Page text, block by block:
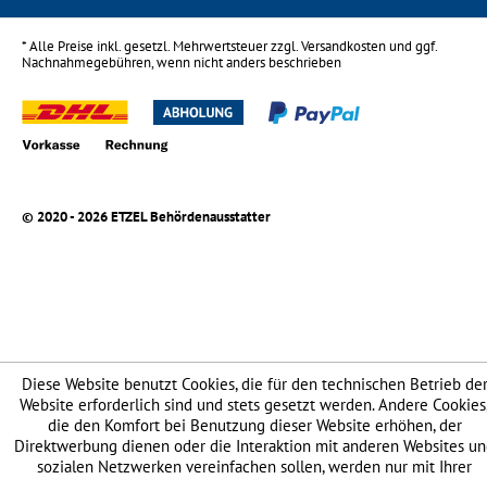
* Alle Preise inkl. gesetzl. Mehrwertsteuer zzgl.Versandkostenund ggf.
Nachnahmegebühren, wenn nicht anders beschrieben
© 2020 - 2026 ETZEL Behördenausstatter
Diese Website benutzt Cookies, die für den technischen Betrieb der
Website erforderlich sind und stets gesetzt werden. Andere
die den Komfort bei Benutzung dieser Website erhöhen, der
Direktwerbung dienen oder die Interaktion mit anderen Websites
sozialen Netzwerken vereinfachen sollen, werden nur mit Ihrer